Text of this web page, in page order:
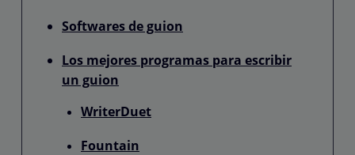
Softwares de guion
Los mejores programas para escribir
un guion
WriterDuet
Fountain